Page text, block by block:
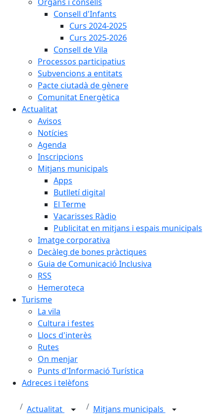
Consell d'Infants
Curs 2024-2025
Curs 2025-2026
Consell de Vila
Processos participatius
Subvencions a entitats
Pacte ciutadà de gènere
Comunitat Energètica
Actualitat
Avisos
Notícies
Agenda
Inscripcions
Mitjans municipals
Apps
Butlletí digital
El Terme
Vacarisses Ràdio
Publicitat en mitjans i espais municipals
Imatge corporativa
Decàleg de bones pràctiques
Guia de Comunicació Inclusiva
RSS
Hemeroteca
Turisme
La vila
Cultura i festes
Llocs d'interès
Rutes
On menjar
Punts d'Informació Turística
Adreces i telèfons
Actualitat
Mitjans municipals